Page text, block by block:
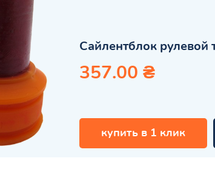
Сайлентблок рулевой
357.00 ₴
купить в 1 клик